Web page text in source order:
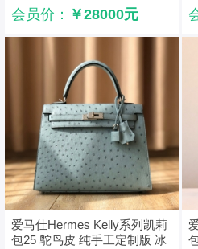
粉
会员价： ￥28000元
灰
爱马仕Hermes Kelly系列凯莉
包25 鸵鸟皮 纯手工定制版 冰